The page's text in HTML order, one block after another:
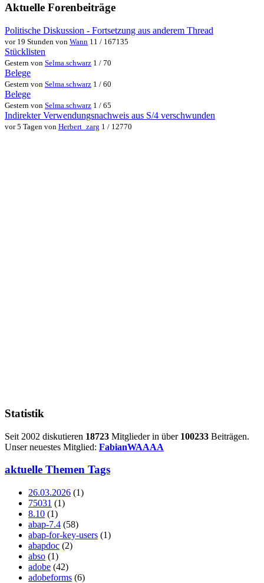
Aktuelle Forenbeiträge
Politische Diskussion - Fortsetzung aus anderem Thread
vor 19 Stunden von Wann 11 / 167135
Stücklisten
Gestern von Selma.schwarz 1 / 70
Belege
Gestern von Selma.schwarz 1 / 60
Belege
Gestern von Selma.schwarz 1 / 65
Indirekter Verwendungsnachweis aus S/4 verschwunden
vor 5 Tagen von Herbert_zarg 1 / 12770
Statistik
Seit 2002 diskutieren 18723 Mitglieder in über 100233 Beiträgen.
Unser neuestes Mitglied: FabianWAAAA
aktuelle Themen Tags
26.03.2026 (1)
75031 (1)
8.10 (1)
abap-7.4 (58)
abap-for-key-users (1)
abapdoc (2)
abso (1)
adobe (42)
adobeforms (6)